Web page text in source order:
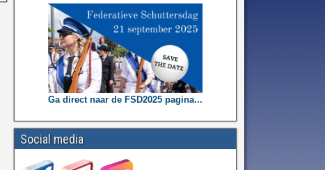
Ga direct naar de FSD2025 pagina...
Social media